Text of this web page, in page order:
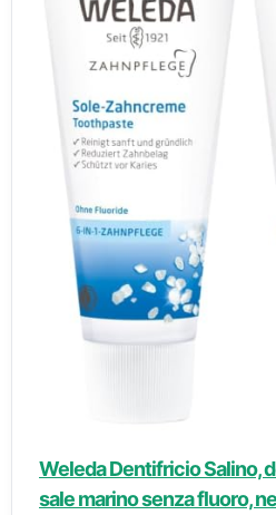
Weleda Dentifricio Salino,
sale marino senza fluoro,